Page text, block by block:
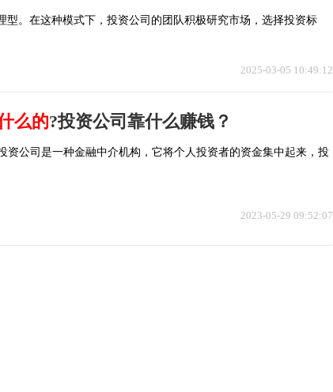
。在这种模式下，投资公司的团队积极研究市场，选择投资标
2025-03-05 10:49:12
么的?投资公司靠什么赚钱？
资公司是一种金融中介机构，它将个人投资者的资金集中起来，投
2023-05-29 09:52:07